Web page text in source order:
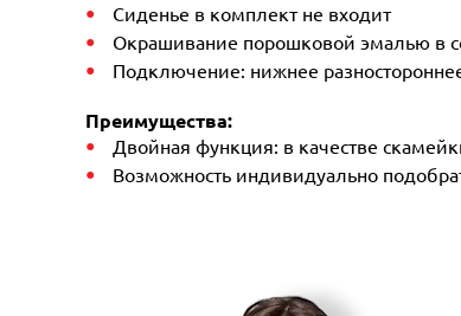
Сиденье в комплект не входит
Окрашивание порошковой эмалью в
Подключение: нижнее
Преимущества:
Двойная функция: в качестве
Возможность индивидуально